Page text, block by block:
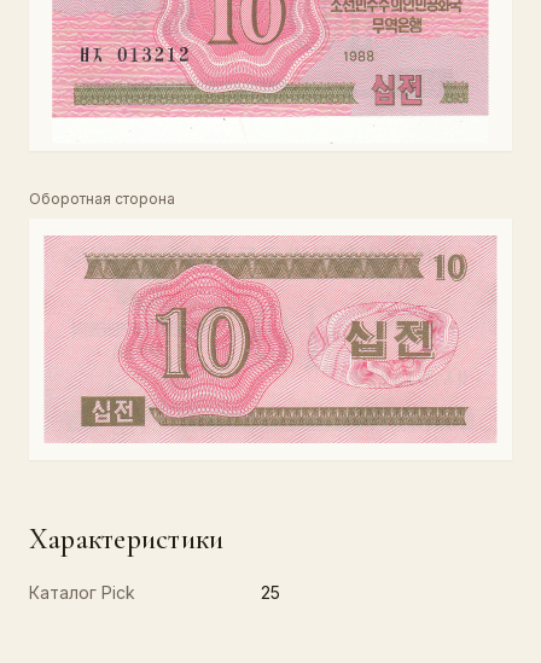
Оборотная сторона
Характеристики
Каталог Pick 25